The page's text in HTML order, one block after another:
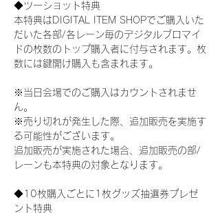
◆ツーショット特典
本特典はDIGITAL ITEM SHOPでご購入いた
だいた各部/各レーン毎のデジタルブロマイ
ドの枚数のトップ購入者に付与されます。枚
数には鍵開け購入も含まれます。
※当日会場でのご購入はカウントされませ
ん。
※売り切れが発生した際、追加販売を実施す
る可能性がございます。
追加販売が実施された場合、追加販売の部/
レーンも本特典の対象となります。
◆10枚購入ごとに1枚グッズ抽選券プレゼ
ント特典